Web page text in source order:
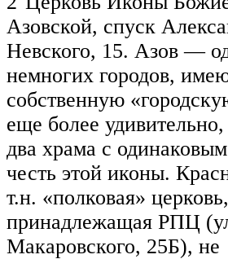
Азовской, спуск
Невского, 15. Азов —
немногих городов,
собственную
еще более
два храма с
честь этой иконы.
т.н. «полковая» церковь,
принадлежащая РПЦ
Макаровского, 25Б), не